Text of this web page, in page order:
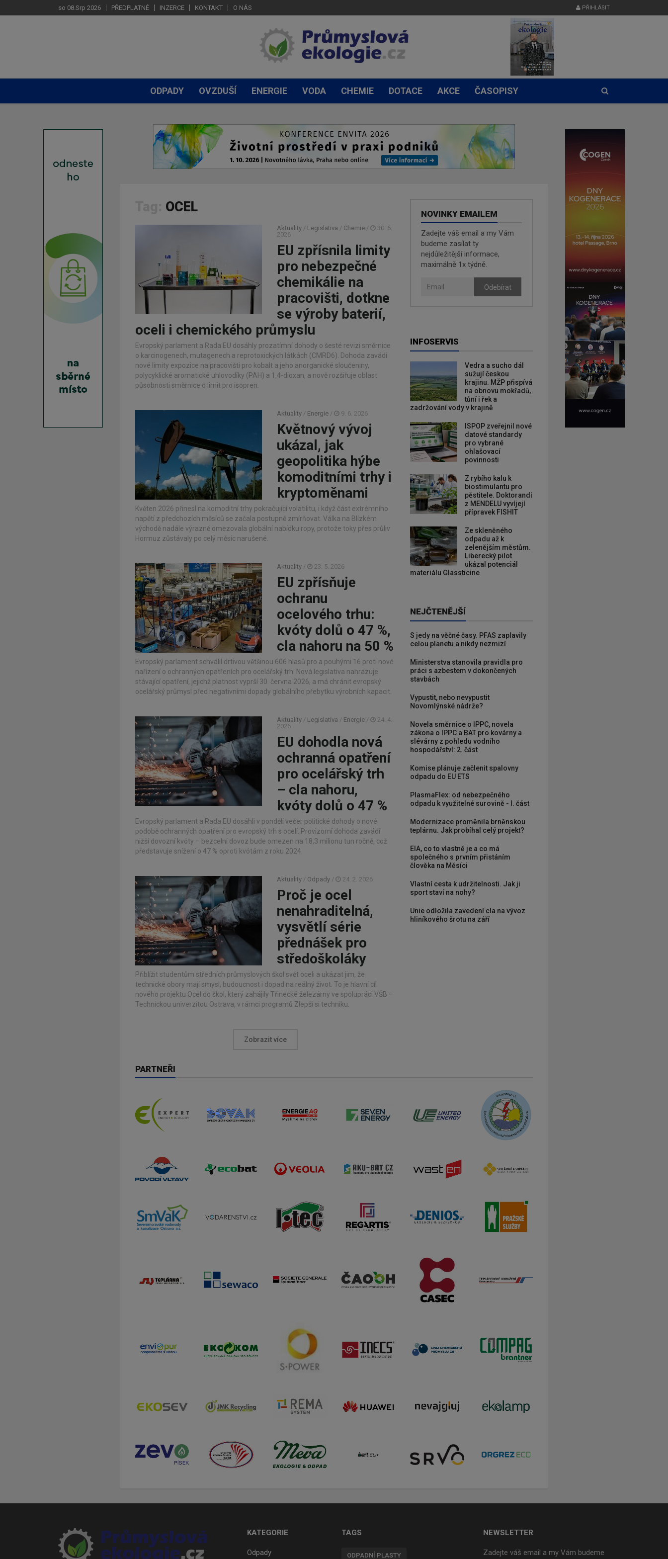
so 08.Srp 2026 PŘEDPLATNÉ INZERCE KONTAKT O NÁS PŘIHLÁSIT
ODPADY OVZDUŠÍ ENERGIE VODA CHEMIE DOTACE AKCE ČASOPISY
OCEL
Aktuality / Legislativa / Chemie /
30. 6.
2026
EU zpřísnila limity
pro nebezpečné
chemikálie na
pracovišti, dotkne
se výroby baterií,
oceli i chemického průmyslu
Evropský parlament a Rada EU dosáhly prozatímní dohody o šesté revizi směrnice
o karcinogenech, mutagenech a reprotoxických látkách (CMRD6). Dohoda zavádí
nové limity expozice na pracovišti pro kobalt a jeho anorganické sloučeniny,
polycyklické aromatické uhlovodíky (PAH) a 1,4-dioxan, a nově rozšiřuje oblast
působnosti směrnice o limit pro isopren.
Aktuality / Energie / 9. 6. 2026
Květnový vývoj
ukázal, jak
geopolitika hýbe
komoditními trhy i
kryptoměnami
Květen 2026 přinesl na komoditní trhy pokračující volatilitu, i když část extrémního
napětí z předchozích měsíců se začala postupně zmírňovat. Válka na Blízkém
východě nadále výrazně omezovala globální nabídku ropy, protože toky přes průliv
Hormuz zůstávaly po celý měsíc narušené.
Aktuality / 23. 5. 2026
EU zpřísňuje
ochranu
ocelového trhu:
kvóty dolů o 47 %,
cla nahoru na 50 %
Evropský parlament schválil drtivou většinou 606 hlasů pro a pouhými 16 proti nové
nařízení o ochranných opatřeních pro ocelářský trh. Nová legislativa nahrazuje
stávající opatření, jejichž platnost vyprší 30. června 2026, a má chránit evropský
ocelářský průmysl před negativními dopady globálního přebytku výrobních kapacit.
Aktuality / Legislativa / Energie /
24. 4.
2026
EU dohodla nová
ochranná opatření
pro ocelářský trh
– cla nahoru,
kvóty dolů o 47 %
Evropský parlament a Rada EU dosáhli v pondělí večer politické dohody o nové
podobě ochranných opatření pro evropský trh s ocelí. Provizorní dohoda zavádí
nižší dovozní kvóty – bezcelní dovoz bude omezen na 18,3 milionu tun ročně, což
představuje snížení o 47 % oproti kvótám z roku 2024.
Aktuality / Odpady / 24. 2. 2026
Proč je ocel
nenahraditelná,
vysvětlí série
přednášek pro
středoškoláky
Přiblížit studentům středních průmyslových škol svět oceli a ukázat jim, že
technické obory mají smysl, budoucnost i dopad na reálný život. To je hlavní cíl
nového projektu Ocel do škol, který zahájily Třinecké železárny ve spolupráci VŠB –
Technickou univerzitou Ostrava, v rámci programů Zlepši si techniku.
Zobrazit více
NOVINKY EMAILEM
Zadejte váš email a my Vám
budeme zasílat ty
nejdůležitější informace,
maximálně 1x týdně.
Odebírat
INFOSERVIS
Vedra a sucho dál
sužují českou
krajinu. MŽP přispívá
na obnovu mokřadů,
tůní i řek a
zadržování vody v krajině
ISPOP zveřejnil nové
datové standardy
pro vybrané
ohlašovací
povinnosti
Z rybího kalu k
biostimulantu pro
pěstitele. Doktorandi
z MENDELU vyvíjejí
přípravek FISHIT
Ze skleněného
odpadu až k
zelenějším městům.
Liberecký pilot
ukázal potenciál
materiálu Glassticine
NEJČTENĚJŠÍ
S jedy na věčné časy. PFAS zaplavily
celou planetu a nikdy nezmizí
Ministerstva stanovila pravidla pro
práci s azbestem v dokončených
stavbách
Vypustit, nebo nevypustit
Novomlýnské nádrže?
Novela směrnice o IPPC, novela
zákona o IPPC a BAT pro kovárny a
slévárny z pohledu vodního
hospodářství: 2. část
Komise plánuje začlenit spalovny
odpadu do EU ETS
PlasmaFlex: od nebezpečného
odpadu k využitelné surovině - I. část
Modernizace proměnila brněnskou
teplárnu. Jak probíhal celý projekt?
EIA, co to vlastně je a co má
společného s prvním přistáním
člověka na Měsíci
Vlastní cesta k udržitelnosti. Jak ji
sport staví na nohy?
Unie odložila zavedení cla na vývoz
hliníkového šrotu na září
PARTNEŘI
KATEGORIE
Odpady
TAGS
ODPADNÍ PLASTY
NEWSLETTER
Zadejte váš email a my Vám budeme